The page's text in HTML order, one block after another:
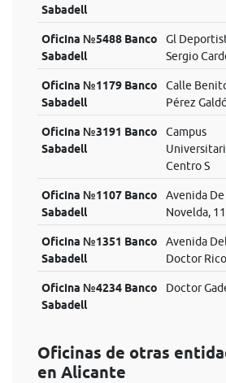
Sabadell
Oficina №5488 Banco
Sabadell
Gl
Sergio
Oficina №1179 Banco
Sabadell
Calle
Pérez
Oficina №3191 Banco
Sabadell
Campus
Centro S
Oficina №1107 Banco
Sabadell
Avenida De
Novelda,
Oficina №1351 Banco
Sabadell
Avenida Del
Doctor
Oficina №4234 Banco
Sabadell
Doctor
Oficinas de otras
en Alicante